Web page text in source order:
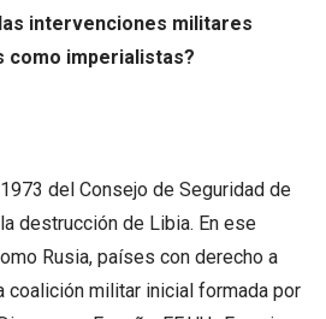
intervenciones militares
como imperialistas?
del Consejo de Seguridad de
destrucción de Libia. En ese
Rusia, países con derecho a
coalición militar inicial formada por